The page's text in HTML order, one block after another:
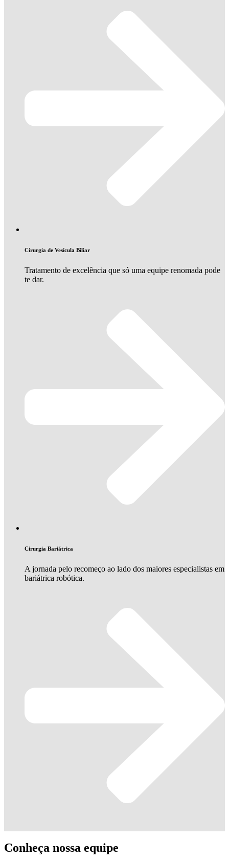
Cirurgia de Vesícula Biliar
Tratamento de excelência que só uma equipe renomada pode
te dar.
Cirurgia Bariátrica
A jornada pelo recomeço ao lado dos maiores especialistas em
bariátrica robótica.
Conheça nossa equipe